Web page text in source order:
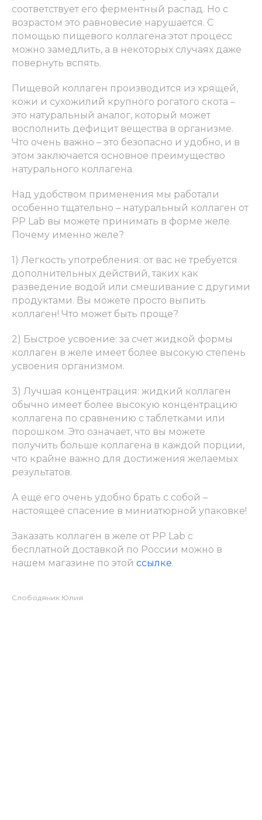
соответствует его ферментный распад. Но с
возрастом это равновесие нарушается. С
помощью пищевого коллагена этот процесс
можно замедлить, а в некоторых случаях даже
повернуть вспять.
Пищевой коллаген производится из хрящей,
кожи и сухожилий крупного рогатого скота –
это натуральный аналог, который может
восполнить дефицит вещества в организме.
Что очень важно – это безопасно и удобно, и в
этом заключается основное преимущество
натурального коллагена.
Над удобством применения мы работали
особенно тщательно – натуральный коллаген от
PP Lab вы можете принимать в форме желе.
Почему именно желе?
1) Легкость употребления: от вас не требуется
дополнительных действий, таких как
разведение водой или смешивание с другими
продуктами. Вы можете просто выпить
коллаген! Что может быть проще?
2) Быстрое усвоение: за счет жидкой формы
коллаген в желе имеет более высокую степень
усвоения организмом.
3) Лучшая концентрация: жидкий коллаген
обычно имеет более высокую концентрацию
коллагена по сравнению с таблетками или
порошком. Это означает, что вы можете
получить больше коллагена в каждой порции,
что крайне важно для достижения желаемых
результатов.
А ещё его очень удобно брать с собой –
настоящее спасение в миниатюрной упаковке!
Заказать коллаген в желе от PP Lab с
бесплатной доставкой по России можно в
нашем магазине по этой ссылке.
Слободяник Юлия